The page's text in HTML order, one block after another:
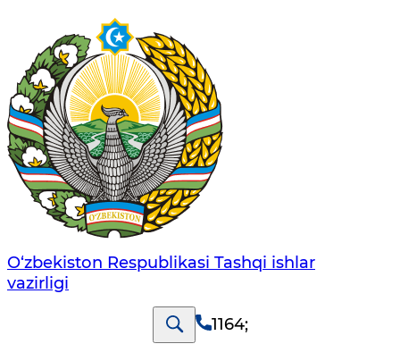
O‘zbеkistоn Rеspublikаsi Tashqi ishlаr
vаzirligi
1164;